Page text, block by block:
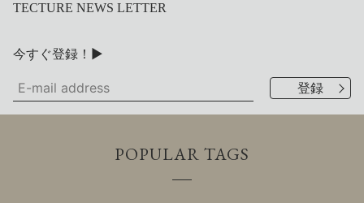
TECTURE NEWS LETTER
今すぐ登録！▶
POPULAR TAGS